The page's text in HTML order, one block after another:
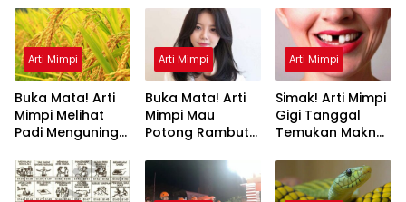
Arti Mimpi
Buka Mata! Arti
Mimpi Melihat
Padi Menguning
Diketahui
Arti Mimpi
Buka Mata! Arti
Mimpi Mau
Potong Rambut
Ini Penjelasannya
Arti Mimpi
Simak! Arti Mimpi
Gigi Tanggal
Temukan Makna